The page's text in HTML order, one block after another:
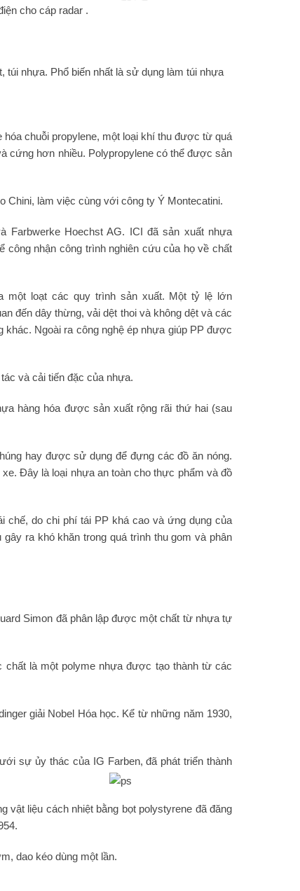
cho cáp radar .
nhựa. Phổ biến nhất là sử dụng làm túi nhựa
chuỗi propylene, một loại khí thu được từ quá
cứng hơn nhiều. Polypropylene có thể được sản
Chini, làm việc cùng với công ty Ý Montecatini.
Farbwerke Hoechst AG. ICI đã sản xuất nhựa
công nhận công trình nghiên cứu của họ về chất
một loạt các quy trình sản xuất. Một tỷ lệ lớn
đến dây thừng, vải dệt thoi và không dệt và các
Ngoài ra công nghệ ép nhựa giúp PP được
và cải tiến đặc của nhựa.
hàng hóa được sản xuất rộng rãi thứ hai (sau
hay được sử dụng để đựng các đồ ăn nóng.
Đây là loại nhựa an toàn cho thực phẩm và đồ
do chi phí tái PP khá cao và ứng dụng của
ra khó khăn trong quá trình thu gom và phân
Simon đã phân lập được một chất từ ​​nhựa tự
là một polyme nhựa được tạo thành từ các
giải Nobel Hóa học. Kể từ những năm 1930,
sự ủy thác của IG Farben, đã phát triển thành
vật liệu cách nhiệt bằng bọt polystyrene đã đăng
dao kéo dùng một lần.